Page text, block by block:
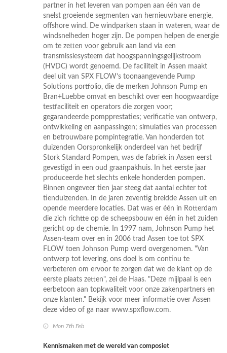
partner in het leveren van pompen aan één van de
snelst groeiende segmenten van hernieuwbare energie,
offshore wind. De windparken staan in wateren, waar de
windsnelheden hoger zijn. De pompen helpen de energie
om te zetten voor gebruik aan land via een
transmissiesysteem dat hoogspanningsgelijkstroom
(HVDC) wordt genoemd. De faciliteit in Assen maakt
deel uit van SPX FLOW’s toonaangevende Pump
Solutions portfolio, die de merken Johnson Pump en
Bran+Luebbe omvat en beschikt over een hoogwaardige
testfaciliteit en operators die zorgen voor;
gegarandeerde pompprestaties; verificatie van ontwerp,
ontwikkeling en aanpassingen; simulaties van processen
en betrouwbare pompintegratie. Van honderden tot
duizenden Oorspronkelijk onderdeel van het bedrijf
Stork Standard Pompen, was de fabriek in Assen eerst
gevestigd in een oud graanpakhuis. In het eerste jaar
produceerde het slechts enkele honderden pompen.
Binnen ongeveer tien jaar steeg dat aantal echter tot
tienduizenden. In de jaren zeventig breidde Assen uit en
opende meerdere locaties. Dat was er één in Rotterdam
die zich richtte op de scheepsbouw en één in het zuiden
gericht op de chemie. In 1997 nam, Johnson Pump het
Assen-team over en in 2006 trad Assen toe tot SPX
FLOW toen Johnson Pump werd overgenomen. "Van
ontwerp tot levering, ons doel is om continu te
verbeteren om ervoor te zorgen dat we de klant op de
eerste plaats zetten", zei de Haas. "Deze mijlpaal is een
eerbetoon aan topkwaliteit voor onze zakenpartners en
onze klanten." Bekijk voor meer informatie over Assen
deze video of ga naar www.spxflow.com.
Mon 7th Feb
Kennismaken met de wereld van composiet